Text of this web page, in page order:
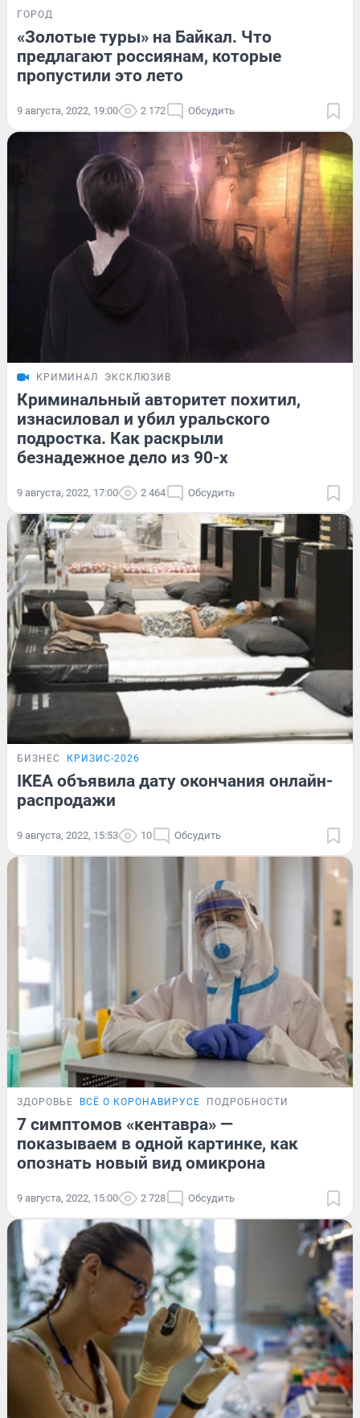
ГОРОД
«Золотые туры» на Байкал. Что
предлагают россиянам, которые
пропустили это лето
9 августа, 2022, 19:00 2 172 Обсудить
КРИМИНАЛ ЭКСКЛЮЗИВ
Криминальный авторитет похитил,
изнасиловал и убил уральского
подростка. Как раскрыли
безнадежное дело из 90-х
9 августа, 2022, 17:00 2 464 Обсудить
БИЗНЕС КРИЗИС-2026
IKEA объявила дату окончания онлайн-
распродажи
9 августа, 2022, 15:53 10 Обсудить
ЗДОРОВЬЕ ВСЁ О КОРОНАВИРУСЕ ПОДРОБНОСТИ
7 симптомов «кентавра» —
показываем в одной картинке, как
опознать новый вид омикрона
9 августа, 2022, 15:00 2 728 Обсудить